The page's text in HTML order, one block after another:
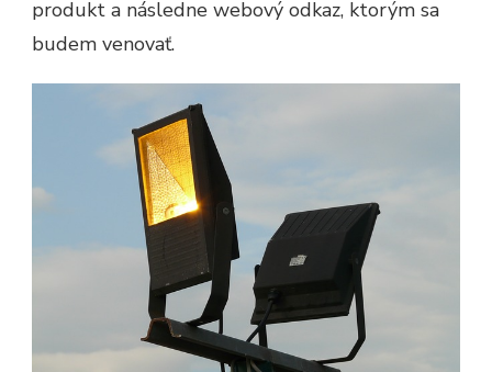
produkt a následne webový odkaz, ktorým sa
budem venovať.